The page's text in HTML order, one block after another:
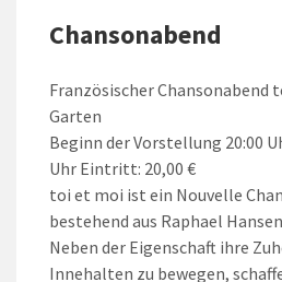
Chansonabend
Französischer Chansonabend
Garten
Beginn der Vorstellung 20:00
Uhr Eintritt: 20,00 €
toi et moi ist ein Nouvelle
bestehend aus Raphael
Neben der Eigenschaft ihre
Innehalten zu bewegen,